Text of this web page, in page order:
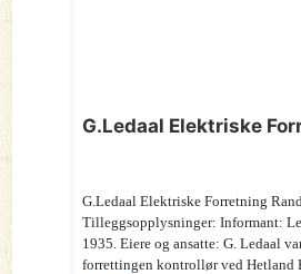
G.Ledaal Elektriske
G.Ledaal Elektriske Forretning
Tilleggsopplysninger: Informant:
1935. Eiere og ansatte: G. Ledaal
forrettingen kontrollør ved Hetland